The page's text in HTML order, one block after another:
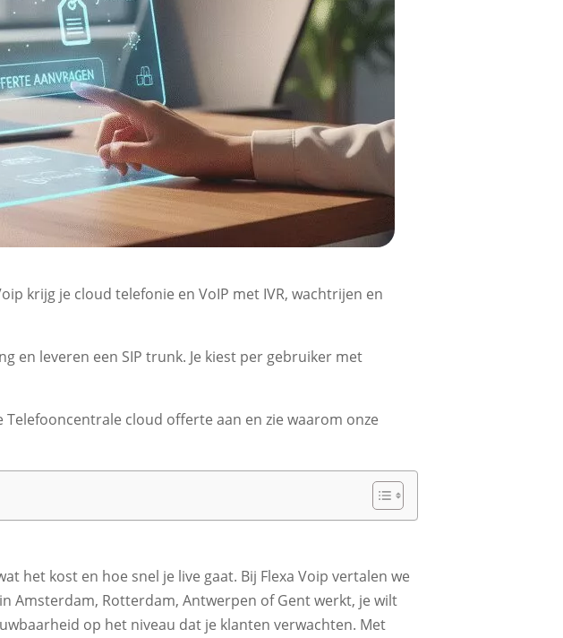
krijg je cloud telefonie en VoIP met IVR, wachtrijen en
en leveren een SIP trunk. Je kiest per gebruiker met
cloud offerte aan en zie waarom onze
het kost en hoe snel je live gaat. Bij Flexa Voip vertalen we
Amsterdam, Rotterdam, Antwerpen of Gent werkt, je wilt
op het niveau dat je klanten verwachten. Met